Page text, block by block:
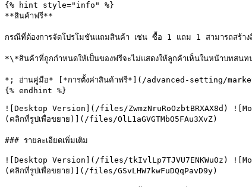
{% hint style="info" %}
**สินค้าฟรี**
กรณีที่ต้องการจัดโปรโมชันแถมสินค้า เช่น ซื้อ 1 แถม 1 สามารถสร้าง
*\*สินค้าที่ถูกกำหนดให้เป็นของฟรีจะไม่แสดงให้ลูกค้าเห็นในหน้าบทสน
*; อ่านคู่มือ* [*การตั้งค่าสินค้าฟรี*](/advanced-setting/
{% endhint %}
![Desktop Version](/files/ZwmzNruRoOzbtBRXAX8d)
(คลิกที่รูปเพื่อขยาย)](/files/OlL1aGVGTMbO5FAu3XvZ)
### รายละเอียดเพิ่มเติม
![Desktop Version](/files/tkIvlLp7TJVU7ENKWu0z)
(คลิกที่รูปเพื่อขยาย)](/files/GSvLHW7kwFuDQqPavD9y)